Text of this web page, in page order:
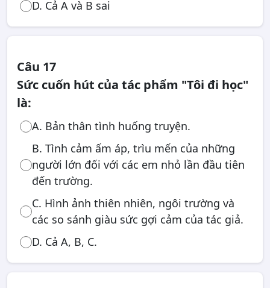
D. Cả A và B sai
Câu 17
Sức cuốn hút của tác phẩm "Tôi đi học"
là:
A. Bản thân tình huống truyện.
B. Tình cảm ấm áp, trìu mến của những
người lớn đối với các em nhỏ lần đầu tiên
đến trường.
C. Hình ảnh thiên nhiên, ngôi trường và
các so sánh giàu sức gợi cảm của tác giả.
D. Cả A, B, C.